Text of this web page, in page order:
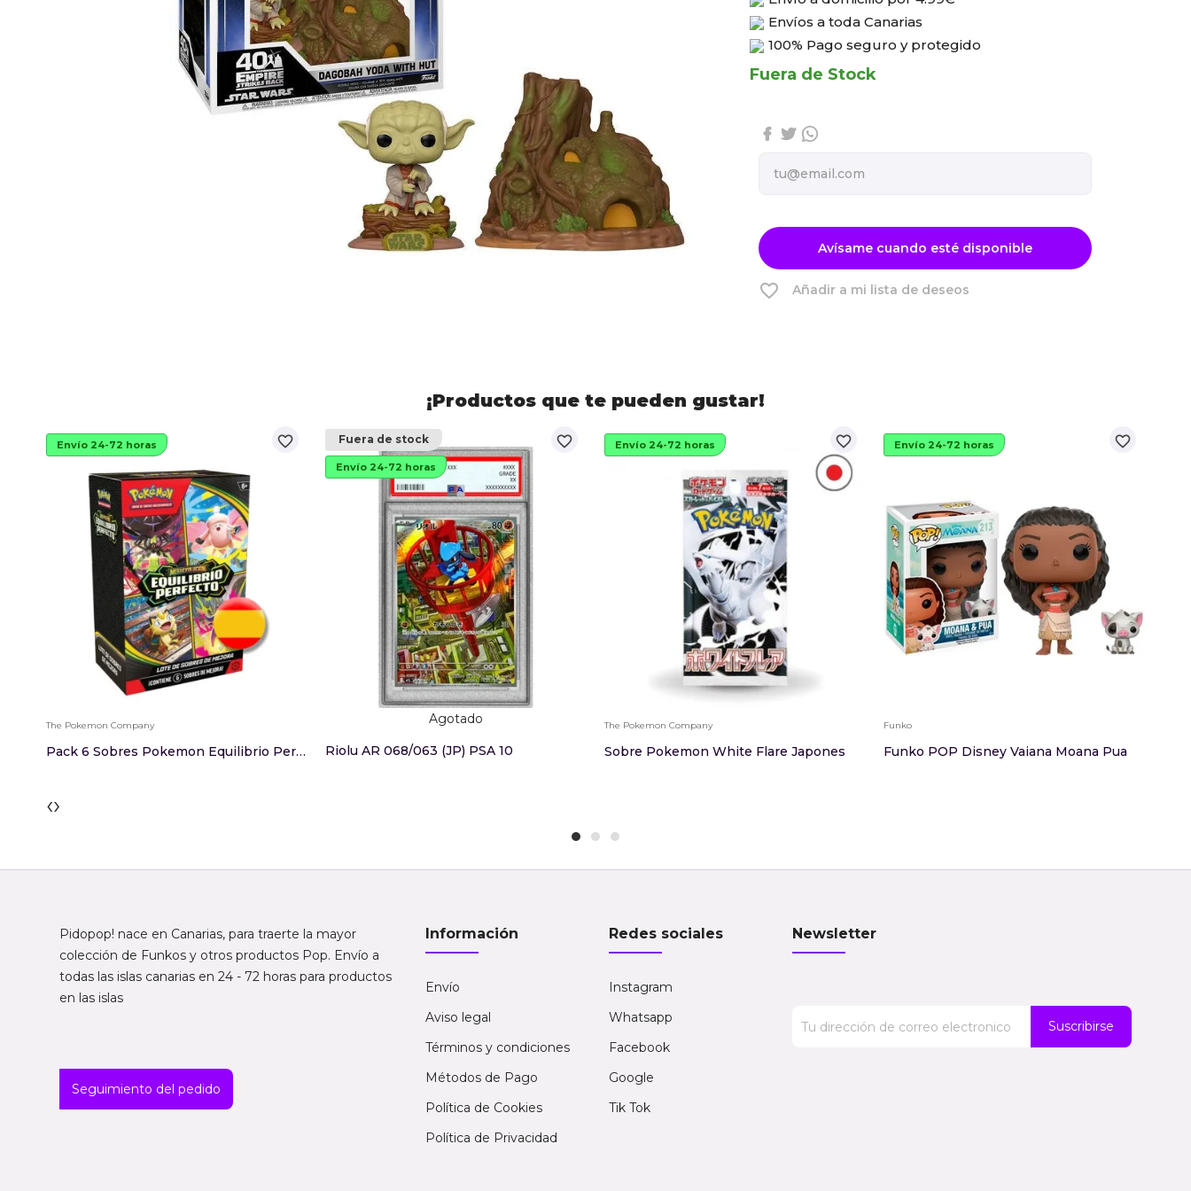
Envíos a toda Canarias
100% Pago seguro y protegido
Fuera de Stock
Avísame cuando esté disponible
favorite_border Añadir a mi lista de deseos
¡Productos que te pueden gustar!
favorite_border
Envío 24-72 horas
The Pokemon Company
Pack 6 Sobres Pokemon Equilibrio Perfecto Boost...
favorite_border
Fuera de stock
Envío 24-72 horas
Agotado
Riolu AR 068/063 (JP) PSA 10
favorite_border
Envío 24-72 horas
The Pokemon Company
Sobre Pokemon White Flare Japones
favorite_border
Envío 24-72 horas
Funko
Funko POP Disney Vaiana Moana Pua
‹›
Pidopop! nace en Canarias, para traerte la mayor
colección de Funkos y otros productos Pop. Envío a
todas las islas canarias en 24 - 72 horas para productos
en las islas
Seguimiento del pedido
Información
Envío
Aviso legal
Términos y condiciones
Métodos de Pago
Política de Cookies
Política de Privacidad
Redes sociales
Instagram
Whatsapp
Facebook
Google
Tik Tok
Newsletter